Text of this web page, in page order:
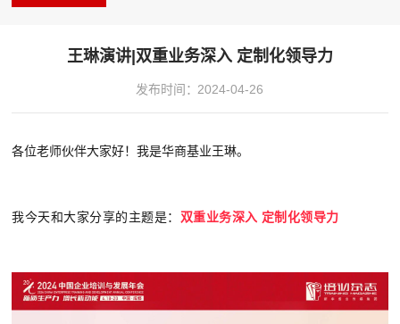
王琳演讲|双重业务深入 定制化领导力
发布时间：2024-04-26
各位老师伙伴大家好！我是华商基业王琳。
我今天和大家分享的主题是： 双重业务深入 定制化领导力